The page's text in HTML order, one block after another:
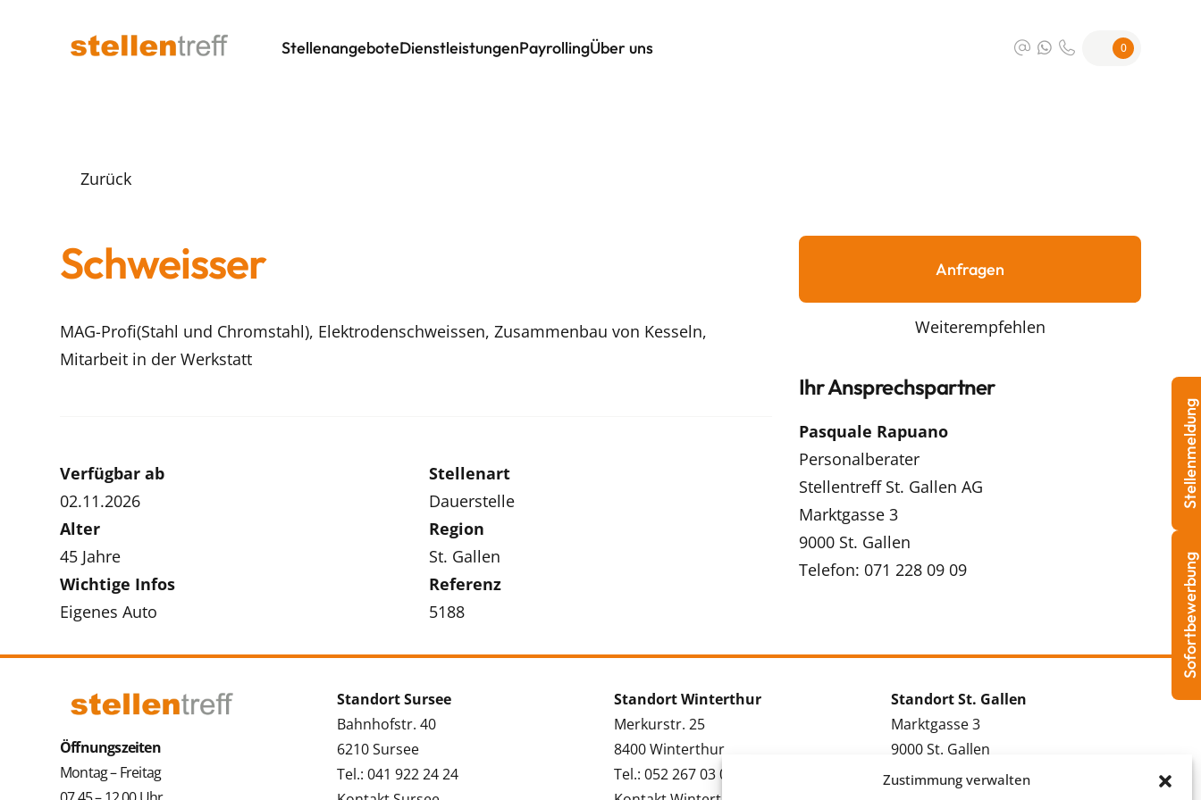
Zustimmung verwalten
StellenangeboteDienstleistungenPayrollingÜber uns 0
Zurück
Schweisser
MAG-Profi(Stahl und Chromstahl), Elektrodenschweissen, Zusammenbau von Kesseln,
Mitarbeit in der Werkstatt
Verfügbar ab
02.11.2026
Stellenart
Dauerstelle
Alter
45 Jahre
Region
St. Gallen
Wichtige Infos
Eigenes Auto
Referenz
5188
Anfragen
Weiterempfehlen
Ihr Ansprechspartner
Pasquale Rapuano
Personalberater
Stellentreff St. Gallen AG
Marktgasse 3
9000 St. Gallen
Telefon: 071 228 09 09
Öffnungszeiten
Montag – Freitag
Standort Sursee
Bahnhofstr. 40
6210 Sursee
Tel.: 041 922 24 24
Standort Winterthur
Merkurstr. 25
8400 Winterthur
Tel.: 052 267 03 03
Standort St. Gallen
Marktgasse 3
9000 St. Gallen
Tel.: 071 228 09 09
Sofortbewerbung
Stellenmeldung